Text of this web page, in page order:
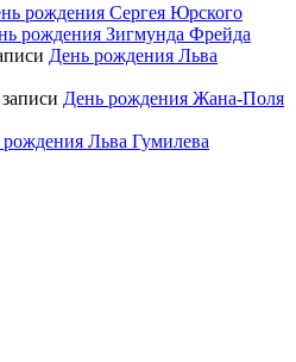
рождения Сергея Юрского
рождения Зигмунда Фрейда
День рождения Льва
День рождения Жана-Поля
Льва Гумилева